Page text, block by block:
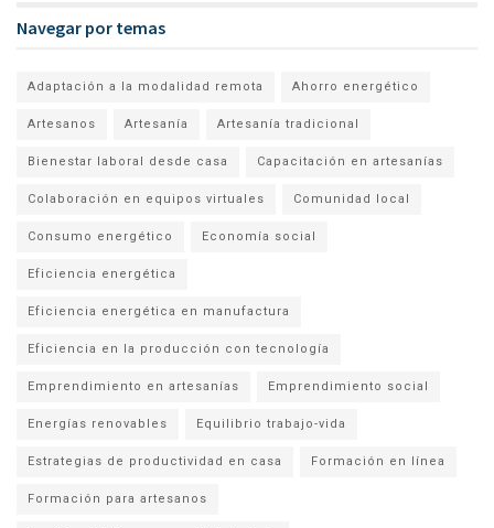
Navegar por temas
Adaptación a la modalidad remota Ahorro energético
Artesanos Artesanía Artesanía tradicional
Bienestar laboral desde casa Capacitación en artesanías
Colaboración en equipos virtuales Comunidad local
Consumo energético Economía social
Eficiencia energética
Eficiencia energética en manufactura
Eficiencia en la producción con tecnología
Emprendimiento en artesanías Emprendimiento social
Energías renovables Equilibrio trabajo-vida
Estrategias de productividad en casa Formación en línea
Formación para artesanos